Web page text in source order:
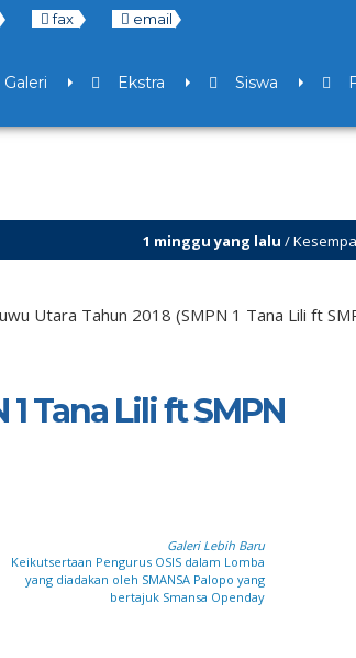
fax email
Ekstra Siswa
1 minggu yang lalu/ Kesempatan baru
Utara Tahun 2018 (SMPN 1 Tana Lili ft
Tana Lili ft SMPN
Galeri Lebih Baru
Keikutsertaan Pengurus OSIS dalam Lomba
yang diadakan oleh SMANSA Palopo yang
bertajuk Smansa Openday